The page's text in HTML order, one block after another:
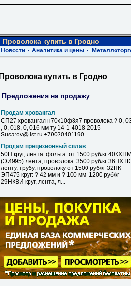
Проволока купить в Гродно
Новости Аналитика и цены
Проволока купить в Гродно
Предложения на продажу
Продам хровангал
СП27 хровангал н70х10ф8я7 проволока ? 0,
, 0, 018, 0, 016 мм ту 14-1-4018-2015
Susarev@list.ru +79020401190
Продам прецизионный сплав
50Н круг, лента, фольга. от 1500 руб/кг 40КХНМ
(ЭИ995) лента, проволока. 3500 руб/кг
ленту, трубу, проволоку от 1500 руб/кг 32НК
ЭП475 круг: ? 42 мм и ? 100 мм. 1200 руб/кг
29НКВИ круг, лента, л...